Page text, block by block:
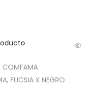
COMFAMA
FUCSIA X NEGRO